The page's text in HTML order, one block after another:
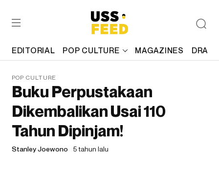
EDITORIAL POP CULTURE MAGAZINES
POP CULTURE
Buku Perpustakaan
Dikembalikan Usai 110
Tahun Dipinjam!
Stanley Joewono 5 tahun lalu